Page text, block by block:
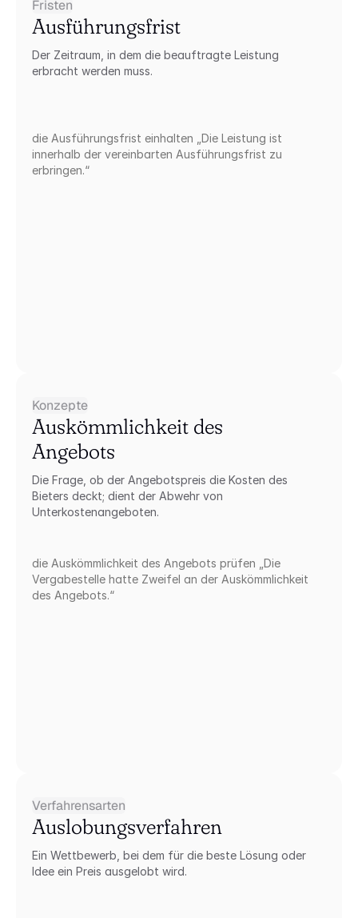
Fristen
Ausführungsfrist
Der Zeitraum, in dem die beauftragte Leistung
erbracht werden muss.
die Ausführungsfrist einhalten „Die Leistung ist
innerhalb der vereinbarten Ausführungsfrist zu
erbringen.“
Konzepte
Auskömmlichkeit des
Angebots
Die Frage, ob der Angebotspreis die Kosten des
Bieters deckt; dient der Abwehr von
Unterkostenangeboten.
die Auskömmlichkeit des Angebots prüfen „Die
Vergabestelle hatte Zweifel an der Auskömmlichkeit
des Angebots.“
Verfahrensarten
Auslobungsverfahren
Ein Wettbewerb, bei dem für die beste Lösung oder
Idee ein Preis ausgelobt wird.